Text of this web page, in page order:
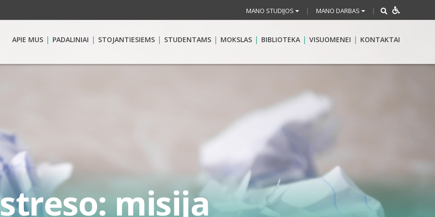
MANO STUDIJOS | MANO DARBAS |
APIE MUS PADALINIAI STOJANTIESIEMS STUDENTAMS MOKSLAS BIBLIOTEKA VISUOMENEI KONTAKTAI
misija